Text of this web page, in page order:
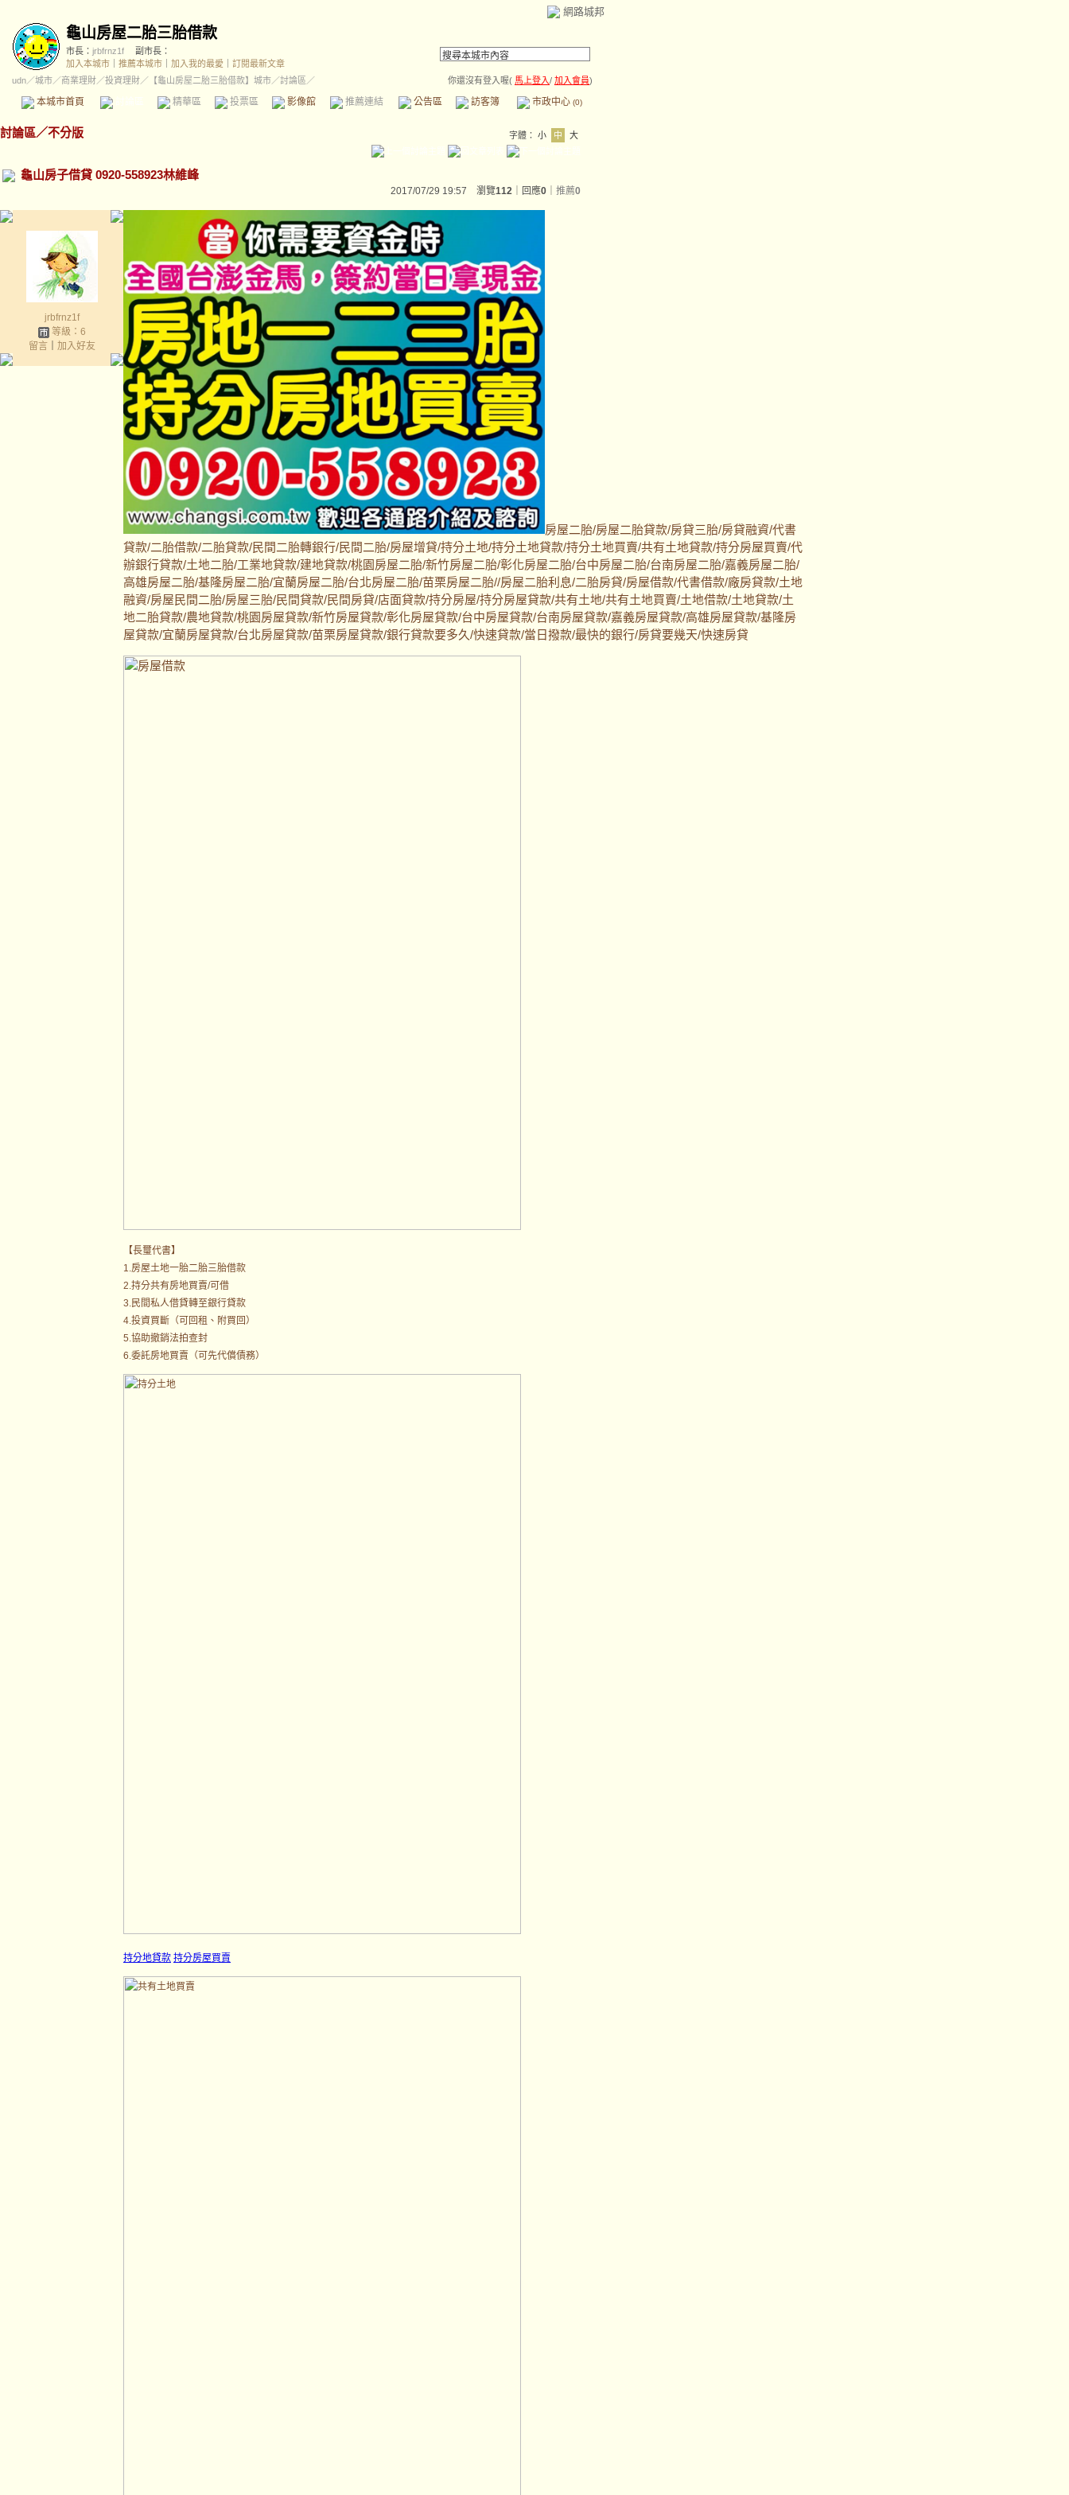
網路城邦
龜山房屋二胎三胎借款
市長： jrbfrnz1f
副市長：
加入本城市
推薦本城市 加入我的最愛
訂閱最新文章
udn／城市／商業理財／投資理財／ 【龜山房屋二胎三胎借款】城市／討論區／ 你還沒有登入喔( 馬上登入/ 加入會員)
本城市首頁 精華區 投票區 影像館 推薦連結 公告區 訪客簿 市政中心 (0)
討論區／不分版 字體： 小 中 大
龜山房子借貸 0920-558923林維峰
2017/07/29 19:57 瀏覽112 ｜回應0 推薦0
jrbfrnz1f
等級：6
留言｜ 加入好友
房屋二胎/房屋二胎貸款/房貸三胎/房貸融資/代書
貸款/二胎借款/二胎貸款/民間二胎轉銀行/民間二胎/房屋增貸/持分土地/持分土地貸款/持分土地買賣/共有土地貸款/持分房屋買賣/代
辦銀行貸款/土地二胎/工業地貸款/建地貸款/桃園房屋二胎/新竹房屋二胎/彰化房屋二胎/台中房屋二胎/台南房屋二胎/嘉義房屋二胎/
高雄房屋二胎/基隆房屋二胎/宜蘭房屋二胎/台北房屋二胎/苗栗房屋二胎//房屋二胎利息/二胎房貸/房屋借款/代書借款/廠房貸款/土地
融資/房屋民間二胎/房屋三胎/民間貸款/民間房貸/店面貸款/持分房屋/持分房屋貸款/共有土地/共有土地買賣/土地借款/土地貸款/土
地二胎貸款/農地貸款/桃園房屋貸款/新竹房屋貸款/彰化房屋貸款/台中房屋貸款/台南房屋貸款/嘉義房屋貸款/高雄房屋貸款/基隆房
屋貸款/宜蘭房屋貸款/台北房屋貸款/苗栗房屋貸款/銀行貸款要多久/快速貸款/當日撥款/最快的銀行/房貸要幾天/快速房貸
【長璽代書】
1.房屋土地一胎二胎三胎借款
2.持分共有房地買賣/可借
3.民間私人借貸轉至銀行貸款
4.投資買斷（可回租、附買回）
5.協助撤銷法拍查封
6.委託房地買賣（可先代償債務）
持分地貸款 持分房屋買賣